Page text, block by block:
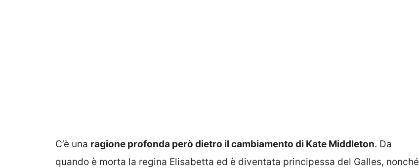
C’è una ragione profonda però dietro il cambiamento di Kate Middleton. Da
quando è morta la regina Elisabetta ed è diventata principessa del Galles, nonché